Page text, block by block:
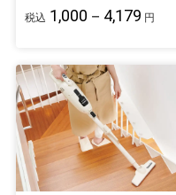
税込 1,000－4,179 円